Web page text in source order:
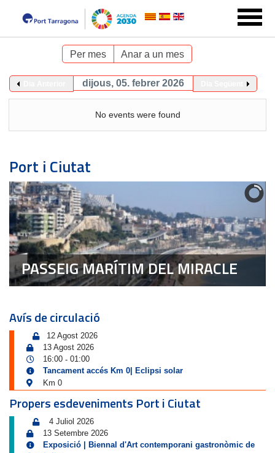
Per mes Anar a un mes
dijous, 05. febrer 2026
No events were found
Port i Ciutat
PASSEIG MARÍTIM DEL MIRACLE
Avís de circulació
12 Agost 2026
13 Agost 2026
16:00 - 01:00
Tancament accés Km 0| Eclipsi solar
Km 0
Propers esdeveniments Port i Ciutat
4 Juliol 2026
13 Setembre 2026
Exposició | Biennal d'Art contemporani gastronòmic de